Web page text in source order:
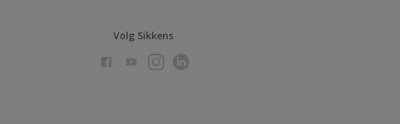
Volg Sikkens